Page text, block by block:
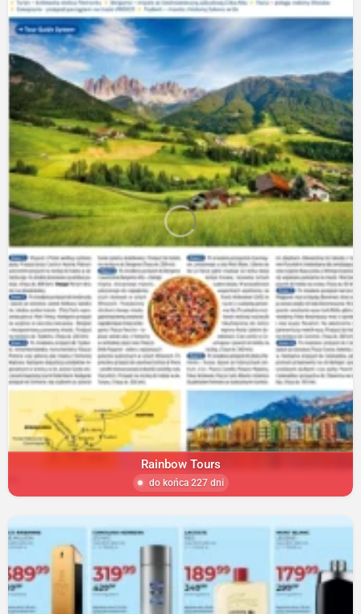
Rainbow Tours
do końca 227 dni